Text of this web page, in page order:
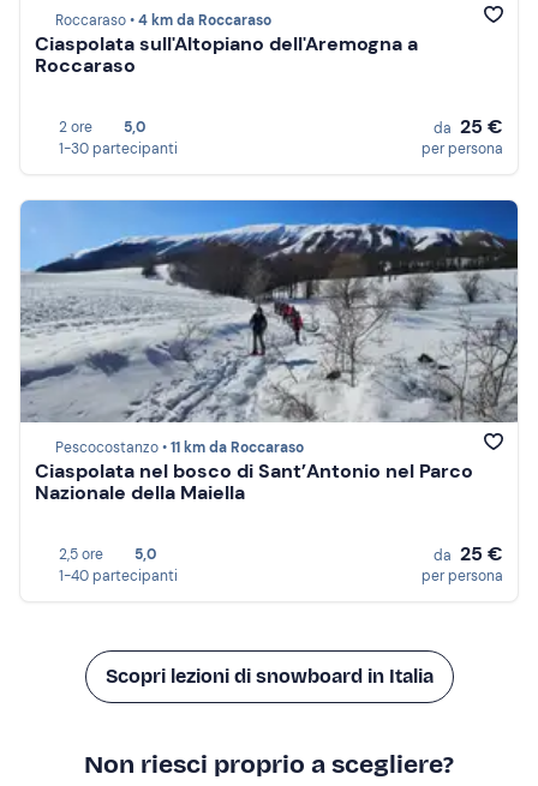
Roccaraso •4 km da Roccaraso
Ciaspolata sull'Altopiano dell'Aremogna a
Roccaraso
2 ore
5,0
1-30 partecipanti
da 25 €
per persona
Pescocostanzo •11 km da Roccaraso
Ciaspolata nel bosco di Sant’Antonio nel Parco
Nazionale della Maiella
2,5 ore
5,0
1-40 partecipanti
da 25 €
per persona
Scopri lezioni di snowboard in Italia
Non riesci proprio a scegliere?